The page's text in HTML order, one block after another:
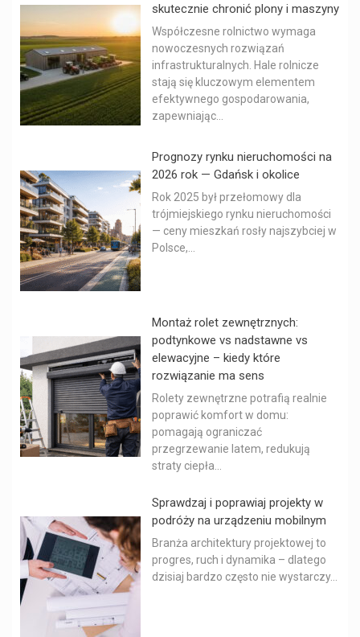
skutecznie chronić plony i maszyny
Współczesne rolnictwo wymaga
nowoczesnych rozwiązań
infrastrukturalnych. Hale rolnicze
stają się kluczowym elementem
efektywnego gospodarowania,
zapewniając...
Prognozy rynku nieruchomości na
2026 rok — Gdańsk i okolice
Rok 2025 był przełomowy dla
trójmiejskiego rynku nieruchomości
— ceny mieszkań rosły najszybciej w
Polsce,...
Montaż rolet zewnętrznych:
podtynkowe vs nadstawne vs
elewacyjne – kiedy które
rozwiązanie ma sens
Rolety zewnętrzne potrafią realnie
poprawić komfort w domu:
pomagają ograniczać
przegrzewanie latem, redukują
straty ciepła...
Sprawdzaj i poprawiaj projekty w
podróży na urządzeniu mobilnym
Branża architektury projektowej to
progres, ruch i dynamika – dlatego
dzisiaj bardzo często nie wystarczy...